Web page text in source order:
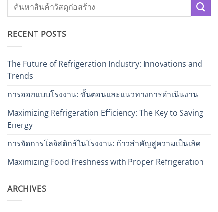
RECENT POSTS
The Future of Refrigeration Industry: Innovations and
Trends
การออกแบบโรงงาน: ขั้นตอนและแนวทางการดำเนินงาน
Maximizing Refrigeration Efficiency: The Key to Saving
Energy
การจัดการโลจิสติกส์ในโรงงาน: ก้าวสำคัญสู่ความเป็นเลิศ
Maximizing Food Freshness with Proper Refrigeration
ARCHIVES